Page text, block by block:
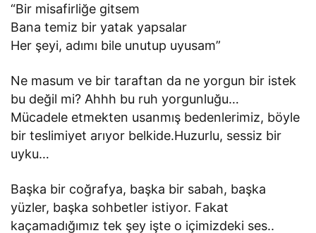
“Bir misafirliğe gitsem
Bana temiz bir yatak yapsalar
Her şeyi, adımı bile unutup uyusam”
Ne masum ve bir taraftan da ne yorgun bir istek
bu değil mi? Ahhh bu ruh yorgunluğu…
Mücadele etmekten usanmış bedenlerimiz, böyle
bir teslimiyet arıyor belkide.Huzurlu, sessiz bir
uyku…
Başka bir coğrafya, başka bir sabah, başka
yüzler, başka sohbetler istiyor. Fakat
kaçamadığımız tek şey işte o içimizdeki ses..